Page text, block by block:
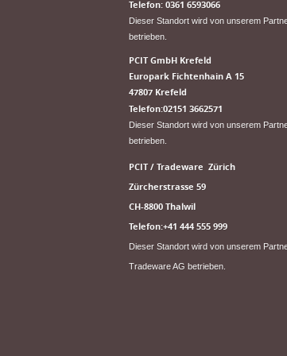
Telefon: 0361 6593066
Dieser Standort wird von unserem
betrieben.
PCIT GmbH Krefeld
Europark Fichtenhain A 15
47807 Krefeld
Telefon:02151 3662571
Dieser Standort wird von unserem
betrieben.
PCIT / Tradeware Zürich
Zürcherstrasse 59
CH-8800 Thalwil
Telefon:+41 444 555 999
Dieser Standort wird von unserem
Tradeware AG betrieben.